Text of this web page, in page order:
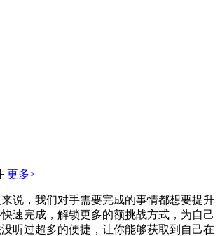
更多>
说，我们对手需要完成的事情都想要提升
速完成，解锁更多的额挑战方式，为自己
听过超多的便捷，让你能够获取到自己在